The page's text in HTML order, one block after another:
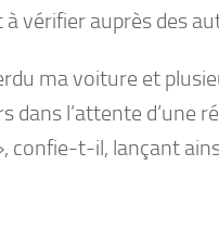
vérifier auprès des
ma voiture et
dans l’attente d’une
confie-t-il, lançant